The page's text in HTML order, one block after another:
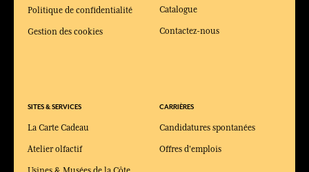
Politique de confidentialité
Gestion des cookies
SITES & SERVICES
La Carte Cadeau
Atelier olfactif
Catalogue
Contactez-nous
CARRIÈRES
Candidatures spontanées
Offres d'emplois